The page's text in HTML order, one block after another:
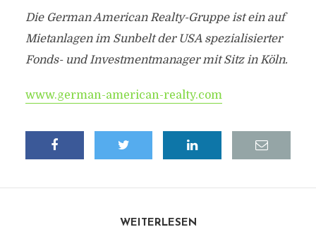
Die German American Realty-Gruppe ist ein auf
Mietanlagen im Sunbelt der USA spezialisierter
Fonds- und Investmentmanager mit Sitz in Köln.
www.german-american-realty.com
WEITERLESEN